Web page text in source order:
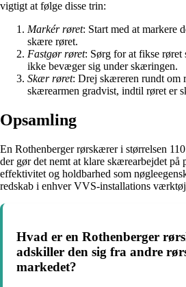
vigtigt at følge disse trin:
Markér røret: Start med at markere
skære røret.
Fastgør røret: Sørg for at fikse røret
ikke bevæger sig under skæringen.
Skær røret: Drej skæreren rundt om
skærearmen gradvist, indtil røret er
Opsamling
En Rothenberger rørskærer i størrelsen
der gør det nemt at klare skærearbejdet
effektivitet og holdbarhed som
redskab i enhver VVS-installations
Hvad er en Rothenberger
adskiller den sig fra andre
markedet?